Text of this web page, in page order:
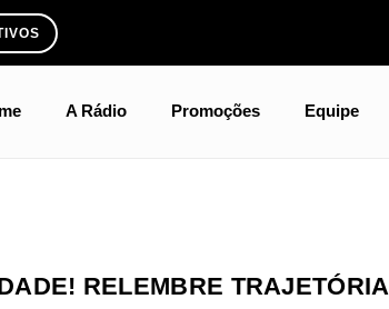
A Rádio Promoções Equipe
RELEMBRE TRAJETÓRIA